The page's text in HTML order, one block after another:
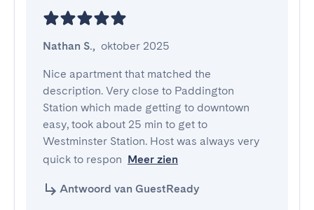
Nathan S., oktober 2025
Nice apartment that matched the
description. Very close to Paddington
Station which made getting to downtown
easy, took about 25 min to get to
Westminster Station. Host was always very
quick to respon Meer zien
Antwoord van GuestReady